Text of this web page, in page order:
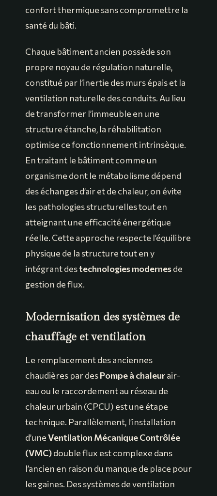
confort thermique sans compromettre la
santé du bâti.
Chaque bâtiment ancien possède son
propre noyau de régulation naturelle,
constitué par l’inertie des murs épais et la
ventilation naturelle des conduits. Au lieu
de transformer l’immeuble en une
structure étanche, la réhabilitation
optimise ce fonctionnement intrinsèque.
En traitant le bâtiment comme un
organisme dont le métabolisme dépend
des échanges d’air et de chaleur, on évite
les pathologies structurelles tout en
atteignant une efficacité énergétique
réelle. Cette approche respecte l’équilibre
physique de la structure tout en y
intégrant destechnologies modernesde
gestion de flux.
Modernisation des systèmes de
chauffage et ventilation
Le remplacement des anciennes
chaudières par desPompe à chaleurair-
eau ou le raccordement au réseau de
chaleur urbain (CPCU) est une étape
technique. Parallèlement, l’installation
d’uneVentilation Mécanique Contrôlée
(VMC)double flux est complexe dans
l’ancien en raison du manque de place pour
les gaines. Des systèmes de ventilation